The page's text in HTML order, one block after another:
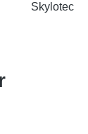
Skylotec